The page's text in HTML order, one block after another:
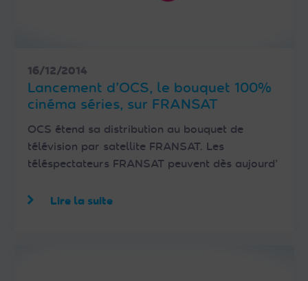
16/12/2014
Lancement d’OCS, le bouquet 100%
cinéma séries, sur FRANSAT
OCS étend sa distribution au bouquet de
télévision par satellite FRANSAT. Les
téléspectateurs FRANSAT peuvent dès aujourd’
Lire la suite